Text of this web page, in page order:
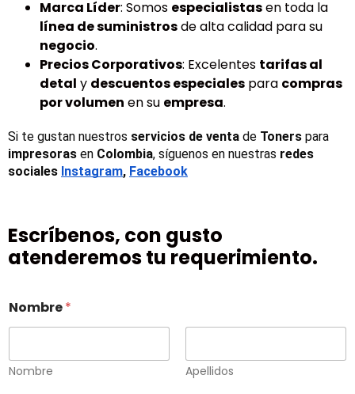
Marca Líder: Somos especialistasen toda la
línea de suministrosde alta calidad para su
negocio.
Precios Corporativos: Excelentes tarifas al
detal y descuentos especiales para compras
por volumen en su empresa.
Si te gustan nuestros servicios de venta de Toners
impresoras en Colombia, síguenos en nuestras redes
sociales Instagram, Facebook
Escríbenos, con gusto
atenderemos tu requerimiento.
Nombre*
Nombre Apellidos